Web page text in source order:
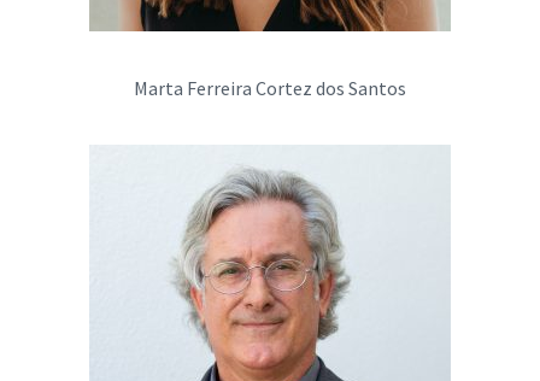
Marta Ferreira Cortez dos Santos